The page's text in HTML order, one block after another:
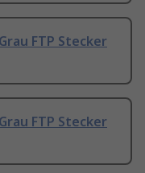
FTP Stecker
FTP Stecker